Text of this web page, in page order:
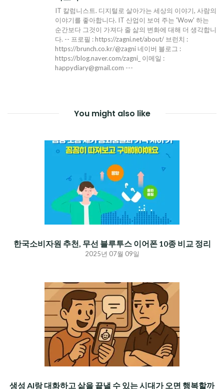
IT 칼럼니스트. 디지털로 살아가는 세상의 이야기, 사람의
이야기를 좋아합니다. IT 산업이 보여 주는 'Wow' 하는
순간보다 그것이 가져다 줄 삶의 변화에 대해 더 생각합니
다. -- 프로필 : https://zagni.net/about/ 브런치 :
https://brunch.co.kr/@zagni 네이버 블로그 :
https://blog.naver.com/zagni_ 이메일 :
happydiary@gmail.com ---
You might also like
한국소비자원 추천, 무선 블루투스 이어폰 10종 비교 정리
2025년 07월 09일
생성 AI랑 대화하고 삶을 끝낼 수 있는 시대가 오면 행복할까